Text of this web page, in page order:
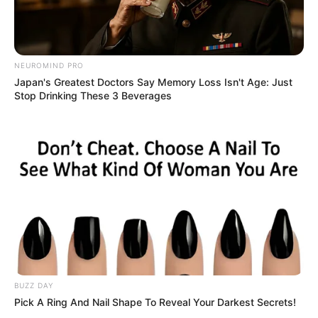
(foto: pinterest)
Pada saat itu, yang dikubukan bukan hanya mayat atau jenazah,
melainkan macam-macam benda seperti potongan berbagai jenis
logam, saji-sajian, dan batu akik.
Selain itu, pada masa kerajaan, batu ini sempat dijadikan salah satu
komoditas perdagangan.
NEUROMIND PRO
Japan's Greatest Doctors Say Memory Loss Isn't Age: Just
Stop Drinking These 3 Beverages
BUZZ DAY
Pick A Ring And Nail Shape To Reveal Your Darkest Secrets!